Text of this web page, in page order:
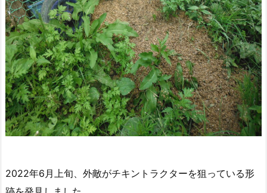
2022年6月上旬、外敵がチキントラクターを狙っている形